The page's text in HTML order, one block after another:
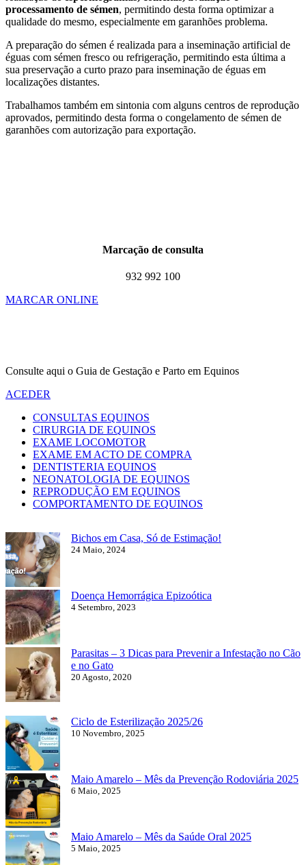
processamento de sémen, permitindo desta forma optimizar a
qualidade do mesmo, especialmente em garanhões problema.
A preparação do sémen é realizada para a inseminação artificial de
éguas com sémen fresco ou refrigeração, permitindo esta última a
sua preservação a curto prazo para inseminação de éguas em
localizações distantes.
Trabalhamos também em sintonia com alguns centros de reprodução
aprovados, permitindo desta forma o congelamento de sémen de
garanhões com autorização para exportação.
Marcação de consulta
932 992 100
MARCAR ONLINE
Consulte aqui o Guia de Gestação e Parto em Equinos
ACEDER
CONSULTAS EQUINOS
CIRURGIA DE EQUINOS
EXAME LOCOMOTOR
EXAME EM ACTO DE COMPRA
DENTISTERIA EQUINOS
NEONATOLOGIA DE EQUINOS
REPRODUÇÃO EM EQUINOS
COMPORTAMENTO DE EQUINOS
Bichos em Casa, Só de Estimação!
24 Maio, 2024
Doença Hemorrágica Epizoótica
4 Setembro, 2023
Parasitas – 3 Dicas para Prevenir a Infestação no Cão
e no Gato
20 Agosto, 2020
Ciclo de Esterilização 2025/26
10 Novembro, 2025
Maio Amarelo – Mês da Prevenção Rodoviária 2025
6 Maio, 2025
Maio Amarelo – Mês da Saúde Oral 2025
5 Maio, 2025